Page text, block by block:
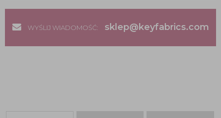
WYŚLIJ WIADOMOŚĆ: sklep@keyfabrics.com